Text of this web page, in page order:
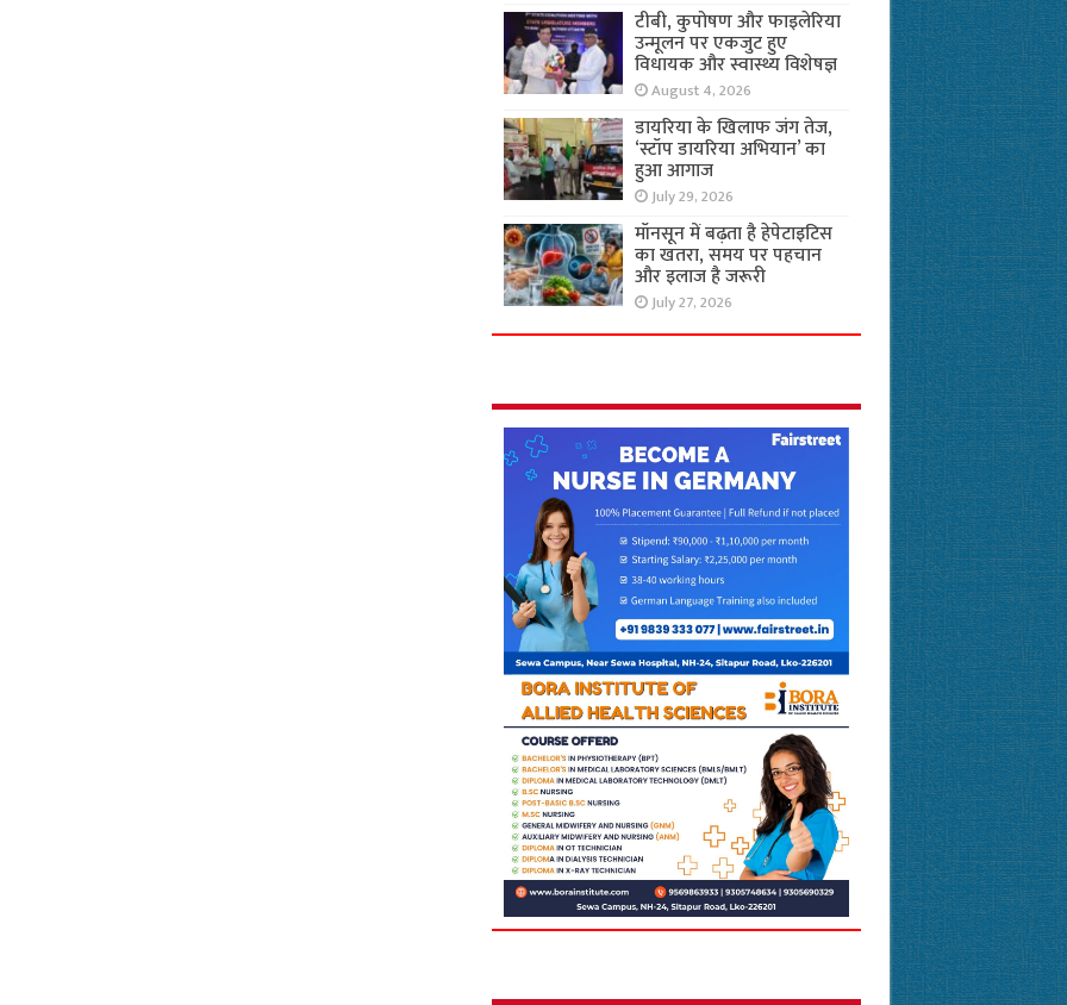
टीबी, कुपोषण और फाइलेरिया
उन्मूलन पर एकजुट हुए
विधायक और स्वास्थ्य विशेषज्ञ
August 4, 2026
डायरिया के खिलाफ जंग तेज,
‘स्टॉप डायरिया अभियान’ का
हुआ आगाज
July 29, 2026
मॉनसून में बढ़ता है हेपेटाइटिस
का खतरा, समय पर पहचान
और इलाज है जरूरी
July 27, 2026